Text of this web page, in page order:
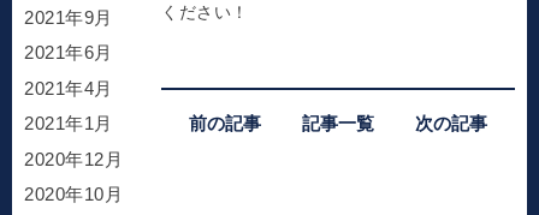
ください！
前の記事 記事一覧 次の記事
2021年9月
2021年6月
2021年4月
2021年1月
2020年12月
2020年10月